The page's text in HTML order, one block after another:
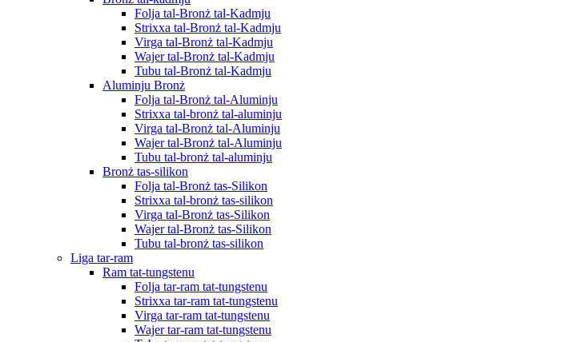
Folja tal-Bronż tal-Kadmju
Strixxa tal-Bronż tal-Kadmju
Virga tal-Bronż tal-Kadmju
Wajer tal-Bronż tal-Kadmju
Tubu tal-Bronż tal-Kadmju
Aluminju Bronż
Folja tal-Bronż tal-Aluminju
Strixxa tal-bronż tal-aluminju
Virga tal-Bronż tal-Aluminju
Wajer tal-Bronż tal-Aluminju
Tubu tal-bronż tal-aluminju
Bronż tas-silikon
Folja tal-Bronż tas-Silikon
Strixxa tal-bronż tas-silikon
Virga tal-Bronż tas-Silikon
Wajer tal-Bronż tas-Silikon
Tubu tal-bronż tas-silikon
Liga tar-ram
Ram tat-tungstenu
Folja tar-ram tat-tungstenu
Strixxa tar-ram tat-tungstenu
Virga tar-ram tat-tungstenu
Wajer tar-ram tat-tungstenu